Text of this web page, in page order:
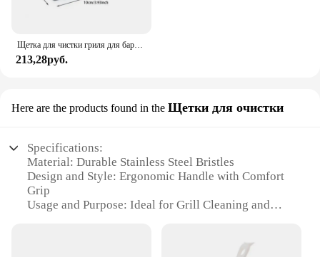
Щетка для чистки гриля для барбекю, кирпичный блок, чистка барбекю, пемза, кирпич для стойки для барбекю, уличная кухня, инструменты для барбекю, мангал
213,28руб.
Here are the products found in the Щетки для очистки
Specifications:
Material: Durable Stainless Steel Bristles
Design and Style: Ergonomic Handle with Comfort
Grip
Usage and Purpose: Ideal for Grill Cleaning and